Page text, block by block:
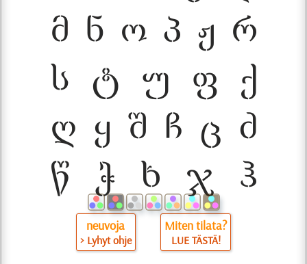
neuvoja
> Lyhyt ohje
Miten tilata?
LUE TÄSTÄ!